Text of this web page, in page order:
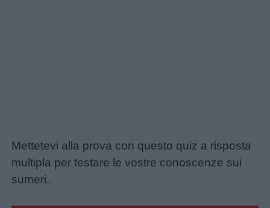
Mettetevi alla prova con questo quiz a risposta
multipla per testare le vostre conoscenze sui
sumeri.